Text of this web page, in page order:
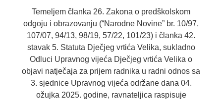
Temeljem članka 26. Zakona o predškolskom
odgoju i obrazovanju (“Narodne Novine” br. 10/97,
107/07, 94/13, 98/19, 57/22, 101/23) i članka 42.
stavak 5. Statuta Dječjeg vrtića Velika, sukladno
Odluci Upravnog vijeća Dječjeg vrtića Velika o
objavi natječaja za prijem radnika u radni odnos sa
3. sjednice Upravnog vijeća održane dana 04.
ožujka 2025. godine, ravnateljica raspisuje